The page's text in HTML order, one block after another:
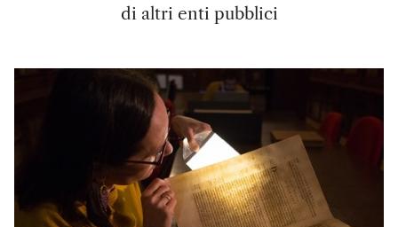
di altri enti pubblici